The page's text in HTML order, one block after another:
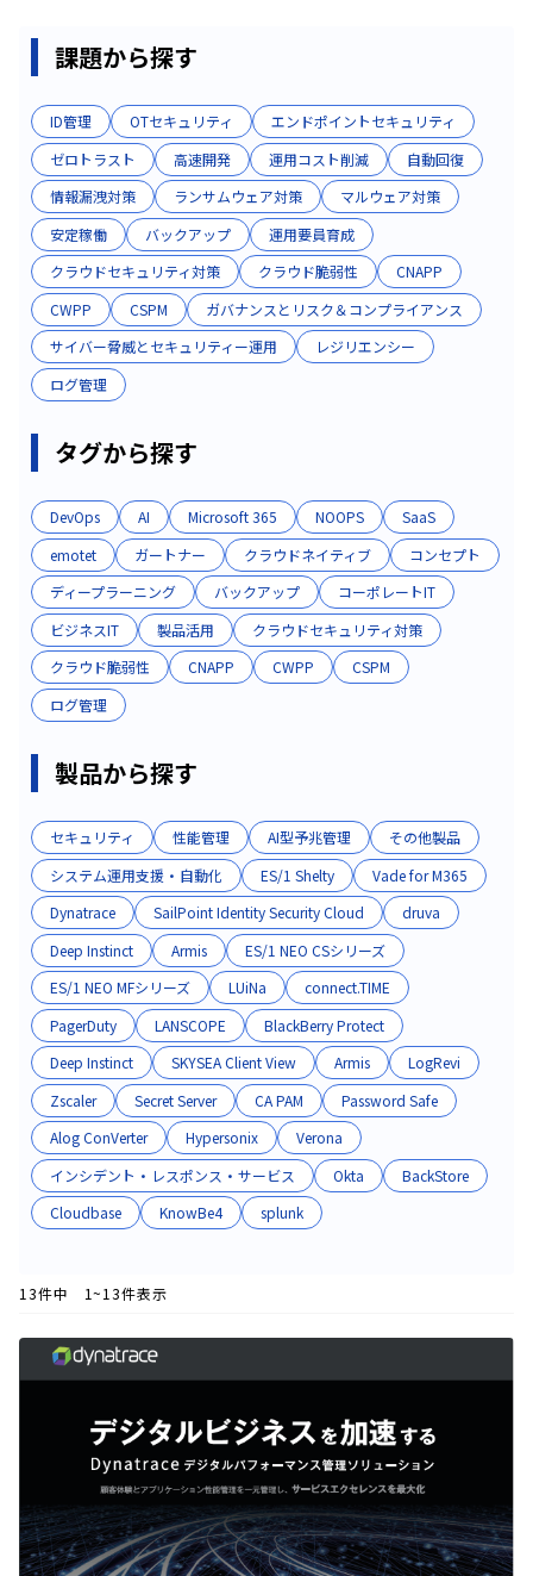
課題から探す
ID管理 OTセキュリティ
エンドポイントセキュリティ
ゼロトラスト
高速開発 運用コスト削減
自動回復
情報漏洩対策
ランサムウェア対策
マルウェア対策
安定稼働
バックアップ
運用要員育成
クラウドセキュリティ対策
クラウド脆弱性
CNAPP
CWPP
CSPM
ガバナンスとリスク＆コンプライアンス
サイバー脅威とセキュリティー運用
レジリエンシー
ログ管理
タグから探す
DevOps AI Microsoft 365 NOOPS
SaaS
emotet
ガートナー クラウドネイティブ
コンセプト
ディープラーニング
バックアップ
コーポレートIT
ビジネスIT
製品活用
クラウドセキュリティ対策
クラウド脆弱性
CNAPP CWPP
CSPM
ログ管理
製品から探す
セキュリティ 性能管理 AI型予兆管理
その他製品
システム運用支援・自動化
ES/1 Shelty​
Vade for M365​
Dynatrace
SailPoint Identity Security Cloud
druva
Deep Instinct
Armis
ES/1 NEO CSシリーズ
ES/1 NEO MFシリーズ
LUiNa​
connect.TIME​
PagerDuty​
LANSCOPE
BlackBerry Protect​
Deep Instinct​
SKYSEA Client View​ Armis​
LogRevi​
Zscaler​
Secret Server​ CA PAM​
Password Safe​
Alog ConVerter​
Hypersonix​
Verona​
インシデント・レスポンス・サービス​
Okta
BackStore
Cloudbase
KnowBe4 splunk
13件中 1~13件表示